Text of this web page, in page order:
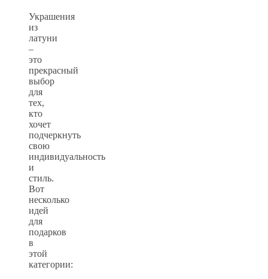
Украшения
из
латуни
–
это
прекрасный
выбор
для
тех,
кто
хочет
подчеркнуть
свою
индивидуальность
и
стиль.
Вот
несколько
идей
для
подарков
в
этой
категории: